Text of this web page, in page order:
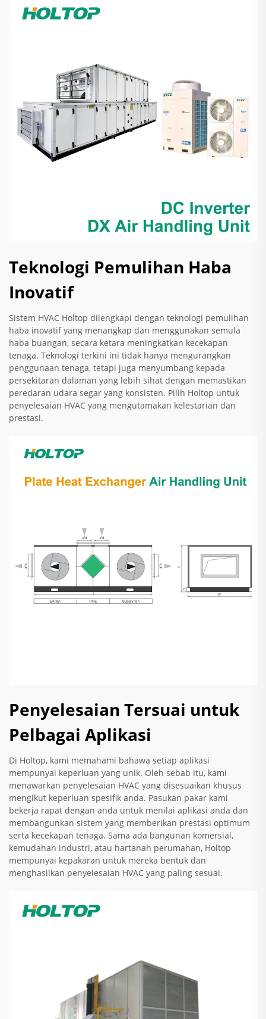
Teknologi Pemulihan Haba
Inovatif
Sistem HVAC Holtop dilengkapi dengan teknologi pemulihan
haba inovatif yang menangkap dan menggunakan semula
haba buangan, secara ketara meningkatkan kecekapan
tenaga. Teknologi terkini ini tidak hanya mengurangkan
penggunaan tenaga, tetapi juga menyumbang kepada
persekitaran dalaman yang lebih sihat dengan memastikan
peredaran udara segar yang konsisten. Pilih Holtop untuk
penyelesaian HVAC yang mengutamakan kelestarian dan
prestasi.
Penyelesaian Tersuai untuk
Pelbagai Aplikasi
Di Holtop, kami memahami bahawa setiap aplikasi
mempunyai keperluan yang unik. Oleh sebab itu, kami
menawarkan penyelesaian HVAC yang disesuaikan khusus
mengikut keperluan spesifik anda. Pasukan pakar kami
bekerja rapat dengan anda untuk menilai aplikasi anda dan
membangunkan sistem yang memberikan prestasi optimum
serta kecekapan tenaga. Sama ada bangunan komersial,
kemudahan industri, atau hartanah perumahan, Holtop
mempunyai kepakaran untuk mereka bentuk dan
menghasilkan penyelesaian HVAC yang paling sesuai.